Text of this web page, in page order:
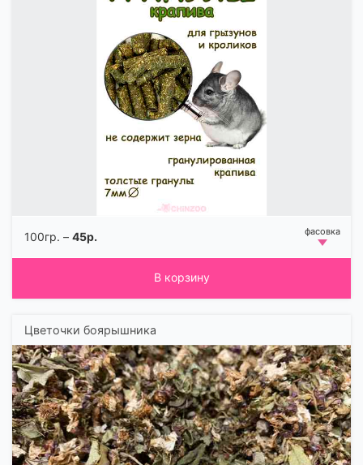
100гр. – 45р.
В корзину
Цветочки боярышника